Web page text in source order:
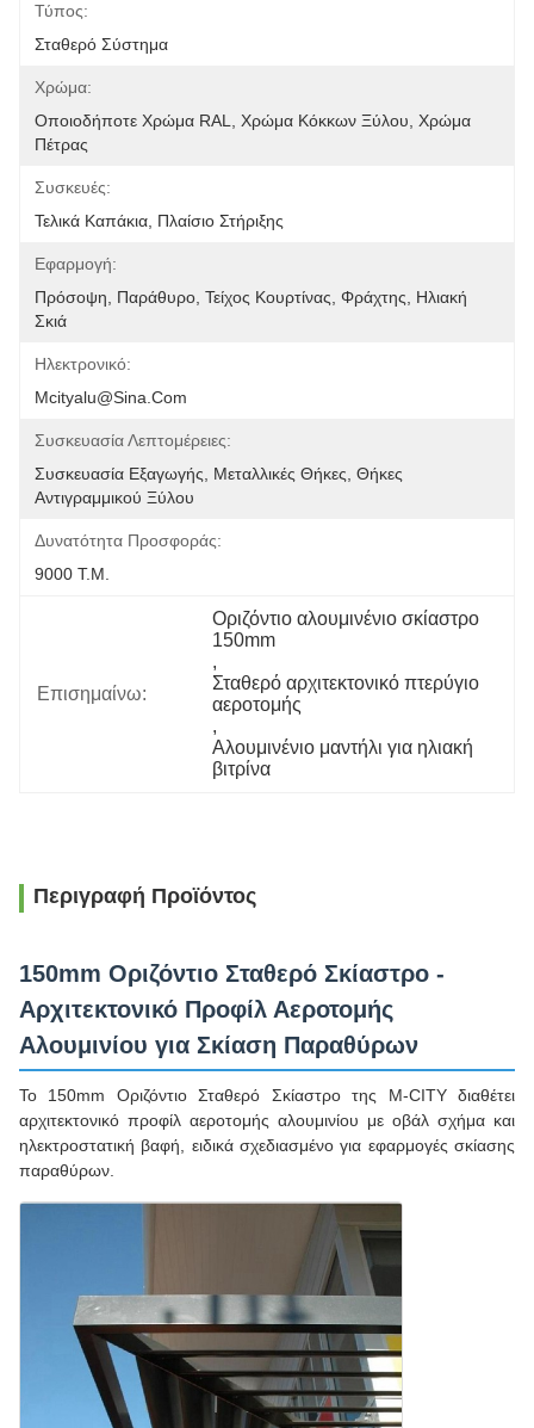
Τύπος:
Σταθερό Σύστημα
Χρώμα:
Οποιοδήποτε Χρώμα RAL, Χρώμα Κόκκων Ξύλου, Χρώμα
Πέτρας
Συσκευές:
Τελικά Καπάκια, Πλαίσιο Στήριξης
Εφαρμογή:
Πρόσοψη, Παράθυρο, Τείχος Κουρτίνας, Φράχτης, Ηλιακή
Σκιά
Ηλεκτρονικό:
Mcityalu@sina.com
Συσκευασία Λεπτομέρειες:
Συσκευασία Εξαγωγής, Μεταλλικές Θήκες, Θήκες
Αντιγραμμικού Ξύλου
Δυνατότητα Προσφοράς:
9000 Τ.μ.
Επισημαίνω:
Οριζόντιο αλουμινένιο σκίαστρο
150mm
,
Σταθερό αρχιτεκτονικό πτερύγιο
αεροτομής
,
Αλουμινένιο μαντήλι για ηλιακή
βιτρίνα
Περιγραφή Προϊόντος
150mm Οριζόντιο Σταθερό Σκίαστρο -
Αρχιτεκτονικό Προφίλ Αεροτομής
Αλουμινίου για Σκίαση Παραθύρων
Το 150mm Οριζόντιο Σταθερό Σκίαστρο της M-CITY διαθέτει
αρχιτεκτονικό προφίλ αεροτομής αλουμινίου με οβάλ σχήμα και
ηλεκτροστατική βαφή, ειδικά σχεδιασμένο για εφαρμογές σκίασης
παραθύρων.